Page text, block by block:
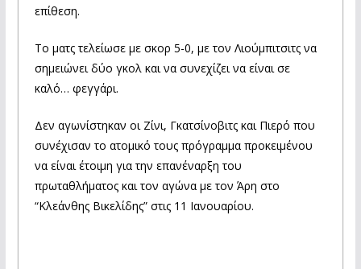
επίθεση.
Το ματς τελείωσε με σκορ 5-0, με τον Λιούμπιτσιτς να
σημειώνει δύο γκολ και να συνεχίζει να είναι σε
καλό… φεγγάρι.
Δεν αγωνίστηκαν οι Ζίνι, Γκατσίνοβιτς και Πιερό που
συνέχισαν το ατομικό τους πρόγραμμα προκειμένου
να είναι έτοιμη για την επανέναρξη του
πρωταθλήματος και τον αγώνα με τον Άρη στο
“Κλεάνθης Βικελίδης” στις 11 Ιανουαρίου.